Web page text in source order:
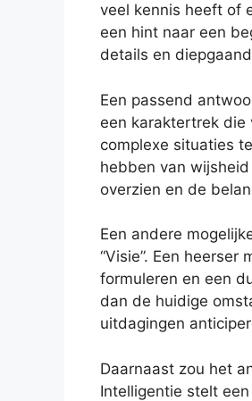
veel kennis heeft of
een hint naar een
details en
Een passend
een karaktertrek die
complexe situaties
hebben van
overzien en de
Een andere
“Visie”. Een
formuleren en een
dan de huidige
uitdagingen
Daarnaast zou het
Intelligentie stelt